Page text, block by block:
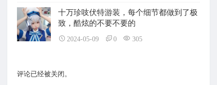
十万珍吱伏特游装，每个细节都做到了极
致，酷炫的不要不要的
2024-05-09 0 305
评论已经被关闭。